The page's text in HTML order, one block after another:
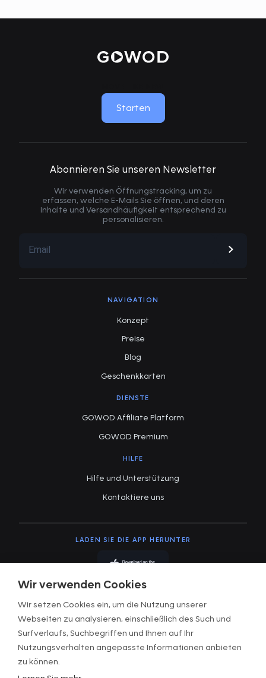
Wir verwenden Cookies
Wir setzen Cookies ein, um die Nutzung unserer
Webseiten zu analysieren, einschließlich des Such und
Surfverlaufs, Suchbegriffen und Ihnen auf Ihr
Nutzungsverhalten angepasste Informationen anbieten
zu können.
Starten
Abonnieren Sie unseren Newsletter
Wir verwenden Öffnungstracking, um zu
erfassen, welche E-Mails Sie öffnen, und deren
Inhalte und Versandhäufigkeit entsprechend zu
personalisieren.
NAVIGATION
Konzept
Preise
Blog
Geschenkkarten
DIENSTE
GOWOD Affiliate Platform
GOWOD Premium
HILFE
Hilfe und Unterstützung
Kontaktiere uns
LADEN SIE DIE APP HERUNTER